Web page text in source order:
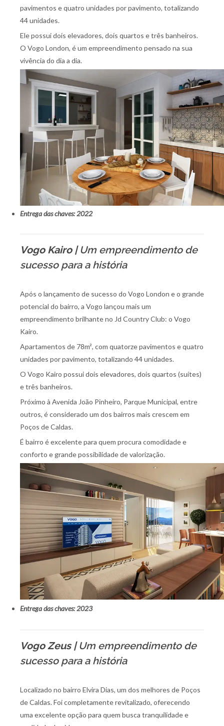
pavimentos e quatro unidades por pavimento, totalizando
44 unidades.
Ele possui dois elevadores, dois quartos e três banheiros.
O Vogo London, é um empreendimento pensado na sua
vivência do dia a dia.
Entrega das chaves: 2022
Vogo Kairo |Um empreendimento de
sucesso para a história
Após o lançamento de sucesso do Vogo London e o grande
potencial do bairro, a Vogo lançou mais um
empreendimento brilhante no Jd Country Club: o Vogo
Kairo.
Apartamentos de 78m², com quatorze pavimentos e quatro
unidades por pavimento, totalizando 44 unidades.
O Vogo Kairo possui dois elevadores, dois quartos (suítes)
e três banheiros.
Próximo à Avenida João Pinheiro, Parque Municipal, entre
outros, é considerado um dos bairros mais crescem em
Poços de Caldas.
É bairro é excelente para quem procura comodidade e
conforto e grande possibilidade de valorização.
Entrega das chaves: 2023
Vogo Zeus |Um empreendimento de
sucesso para a história
Localizado no bairro Elvira Dias, um dos melhores de Poços
de Caldas. Foi completamente revitalizado, oferecendo
uma excelente opção para quem busca tranquilidade e